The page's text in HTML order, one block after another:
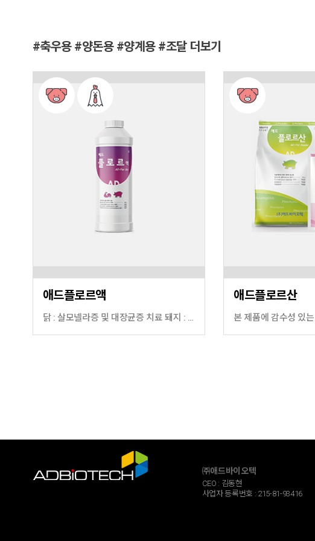
#축우용 #양돈용 #양계용 #조달 더보기
애드플로르액
닭 : 살모넬라증 및 대장균증 치료 돼지 : 흉막폐렴, 파스튜렐라성 폐렴, 마이코플라즈마성 폐렴 등 호흡기 질병과 살모넬라증, 연쇄상구균증의 치료
애드플로르산
㈜애드바이오텍
CEO : 김동현
사업자 등록번호 : 215-81-93416